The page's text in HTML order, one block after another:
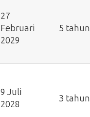
27
Februari
2029
5 tahun
9 Juli
2028
3 tahun